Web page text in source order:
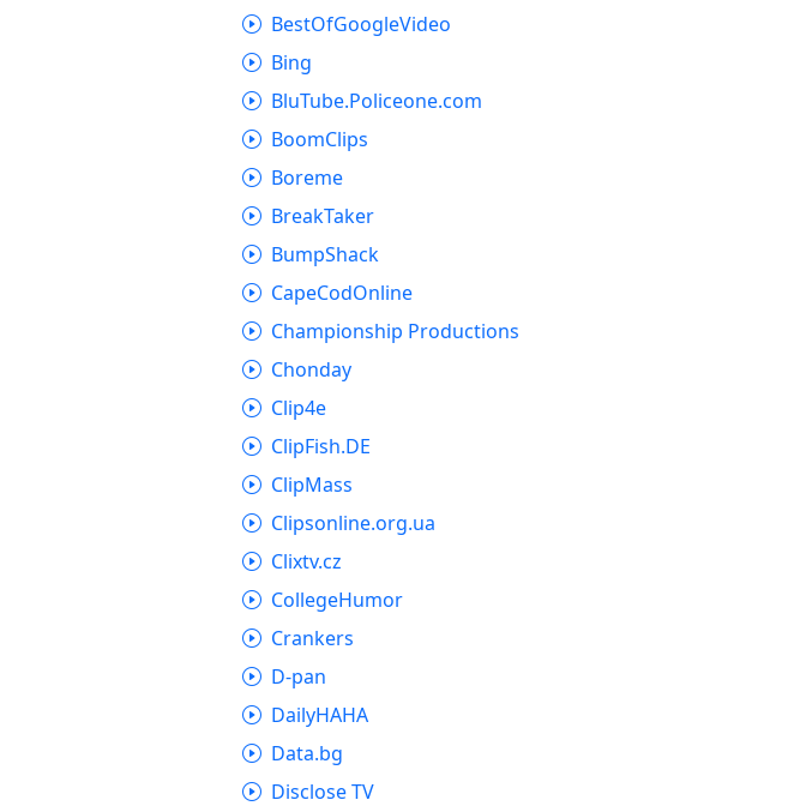
BestOfGoogleVideo
Bing
BluTube.Policeone.com
BoomClips
Boreme
BreakTaker
BumpShack
CapeCodOnline
Championship Productions
Chonday
Clip4e
ClipFish.DE
ClipMass
Clipsonline.org.ua
Clixtv.cz
CollegeHumor
Crankers
D-pan
DailyHAHA
Data.bg
Disclose TV